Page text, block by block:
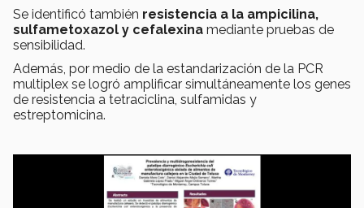
Se identificó también resistencia a la ampicilina,
sulfametoxazol y cefalexina mediante pruebas de
sensibilidad.
Además, por medio de la estandarización de la PCR
multiplex se logró amplificar simultáneamente los genes
de resistencia a tetraciclina, sulfamidas y
estreptomicina.